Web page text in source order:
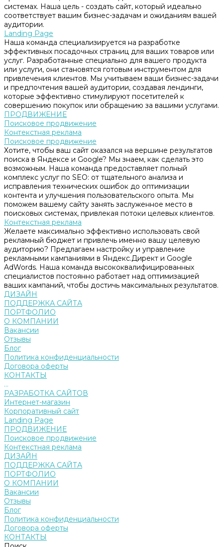
системах. Наша цель - создать сайт, который идеально
соответствует вашим бизнес-задачам и ожиданиям вашей
аудитории.
Landing Page
Наша команда специализируется на разработке
эффективных посадочных страниц для ваших товаров или
услуг. Разработанные специально для вашего продукта
или услуги, они становятся готовым инструментом для
привлечения клиентов. Мы учитываем ваши бизнес-задачи
и предпочтения вашей аудитории, создавая лендинги,
которые эффективно стимулируют посетителей к
совершению покупок или обращению за вашими услугами.
ПРОДВИЖЕНИЕ
Поисковое продвижение
Контекстная реклама
Поисковое продвижение
Хотите, чтобы ваш сайт оказался на вершине результатов
поиска в Яндексе и Google? Мы знаем, как сделать это
возможным. Наша команда предоставляет полный
комплекс услуг по SEO: от тщательного анализа и
исправления технических ошибок до оптимизации
контента и улучшения пользовательского опыта. Мы
поможем вашему сайту занять заслуженное место в
поисковых системах, привлекая потоки целевых клиентов.
Контекстная реклама
Желаете максимально эффективно использовать свой
рекламный бюджет и привлечь именно вашу целевую
аудиторию? Предлагаем настройку и управление
рекламными кампаниями в Яндекс.Директ и Google
AdWords. Наша команда высококвалифицированных
специалистов постоянно работает над оптимизацией
ваших кампаний, чтобы достичь максимальных результатов.
ДИЗАЙН
ПОДДЕРЖКА САЙТА
ПОРТФОЛИО
О КОМПАНИИ
Вакансии
Отзывы
Блог
Политика конфиденциальности
Договора оферты
КОНТАКТЫ
...
РАЗРАБОТКА САЙТОВ
Интернет-магазин
Корпоративный сайт
Landing Page
ПРОДВИЖЕНИЕ
Поисковое продвижение
Контекстная реклама
ДИЗАЙН
ПОДДЕРЖКА САЙТА
ПОРТФОЛИО
О КОМПАНИИ
Вакансии
Отзывы
Блог
Политика конфиденциальности
Договора оферты
КОНТАКТЫ